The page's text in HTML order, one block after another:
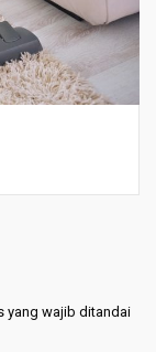
yang wajib ditandai